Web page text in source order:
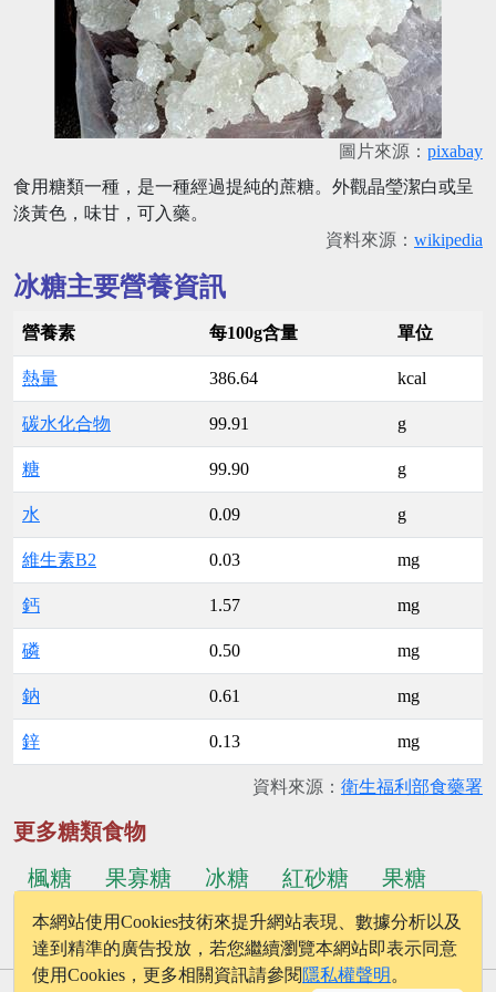
圖片來源： pixabay
食用糖類一種，是一種經過提純的蔗糖。外觀晶瑩潔白或呈
淡黃色，味甘，可入藥。
資料來源： wikipedia
冰糖主要營養資訊
營養素 每100g含量 單位
熱量 386.64 kcal
碳水化合物 99.91 g
糖 99.90 g
水 0.09 g
維生素B2 0.03 mg
鈣 1.57 mg
磷 0.50 mg
鈉 0.61 mg
鋅 0.13 mg
資料來源： 衛生福利部食藥署
更多糖類食物
楓糖
果寡糖 冰糖 紅砂糖
果糖
方糖
...更多食物
本網站使用Cookies技術來提升網站表現、數據分析以及
達到精準的廣告投放，若您繼續瀏覽本網站即表示同意
使用Cookies，更多相關資訊請參閱 隱私權聲明 。